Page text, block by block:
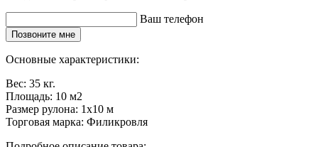
Ваш телефон
Позвоните мне
Основные характеристики:
Вес: 35 кг.
Площадь: 10 м2
Размер рулона: 1x10 м
Торговая марка: Филикровля